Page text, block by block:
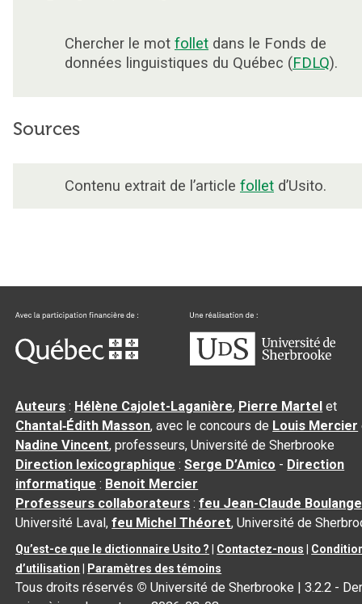
Chercher le mot follet dans le Fonds de
données linguistiques du Québec (FDLQ).
Sources
Contenu extrait de l’article follet d’Usito.
Auteurs : Hélène Cajolet-Laganière, Pierre Martel et
Chantal‑Édith Masson, avec le concours de Louis Mercier
Nadine Vincent, professeurs, Université de Sherbrooke
Direction lexicographique :Serge D’Amico - Direction
informatique : Benoit Mercier
Professeurs collaborateurs :feu Jean-Claude
Université Laval,feu Michel Théoret, Université de
Qu’est-ce que le dictionnaire Usito ? Contactez-nous
d’utilisation
Paramètres des témoins
Tous droits réservés © Université de Sherbrooke |3.2.2 -